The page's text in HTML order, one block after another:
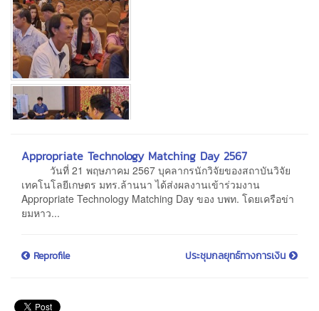
Appropriate Technology Matching Day 2567
วันที่ 21 พฤษภาคม 2567 บุคลากรนักวิจัยของสถาบันวิจัย
เทคโนโลยีเกษตร มทร.ล้านนา ได้ส่งผลงานเข้าร่วมงาน
Appropriate Technology Matching Day ของ บพท. โดยเครือข่า
ยมหาว...
Reprofile ประชุมกลยุทธ์ทางการเงิน